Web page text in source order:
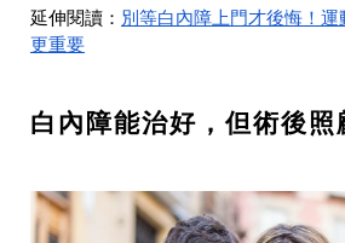
延伸閱讀： 別等白內障上門才後悔！
更重要
白內障能治好，但術後照